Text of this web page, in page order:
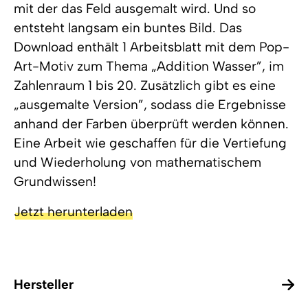
mit der das Feld ausgemalt wird. Und so
entsteht langsam ein buntes Bild. Das
Download enthält 1 Arbeitsblatt mit dem Pop-
Art-Motiv zum Thema „Addition Wasser”, im
Zahlenraum 1 bis 20. Zusätzlich gibt es eine
„ausgemalte Version”, sodass die Ergebnisse
anhand der Farben überprüft werden können.
Eine Arbeit wie geschaffen für die Vertiefung
und Wiederholung von mathematischem
Grundwissen!
Jetzt herunterladen
Hersteller